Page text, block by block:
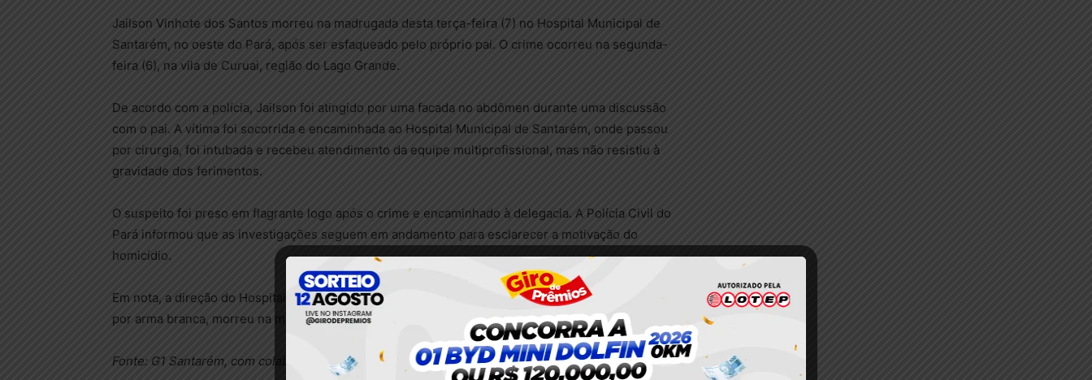
Jailson Vinhote dos Santos morreu na madrugada desta terça-feira (7) no Hospital Municipal de
Santarém, no oeste do Pará, após ser esfaqueado pelo próprio pai. O crime ocorreu na segunda-
feira (6), na vila de Curuai, região do Lago Grande.
De acordo com a polícia, Jailson foi atingido por uma facada no abdômen durante uma discussão
com o pai. A vítima foi socorrida e encaminhada ao Hospital Municipal de Santarém, onde passou
por cirurgia, foi intubada e recebeu atendimento da equipe multiprofissional, mas não resistiu à
gravidade dos ferimentos.
O suspeito foi preso em flagrante logo após o crime e encaminhado à delegacia. A Polícia Civil do
Pará informou que as investigações seguem em andamento para esclarecer a motivação do
homicídio.
Em nota, a direção do Hospital Municipal de Santarém confirmou que Jailson, vítima de ferimento
por arma branca, morreu na madrugada desta terça-feira (7), na sala de estabilização da unidade.
Fonte: G1 Santarém, com colaboração de Waldiney Ferreira.